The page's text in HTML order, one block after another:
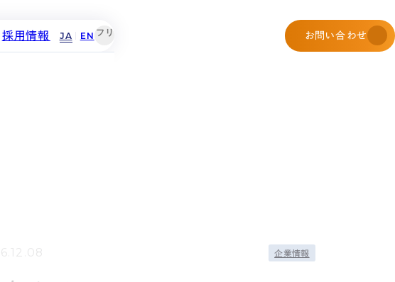
採用情報 JA EN お問い合わせ
企業情報